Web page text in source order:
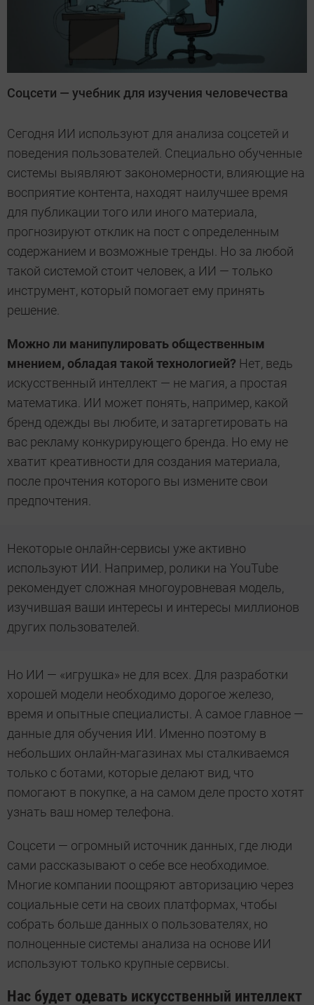
Соцсети — учебник для изучения человечества
Сегодня ИИ используют для анализа соцсетей и
поведения пользователей. Специально обученные
системы выявляют закономерности, влияющие на
восприятие контента, находят наилучшее время
для публикации того или иного материала,
прогнозируют отклик на пост с определенным
содержанием и возможные тренды. Но за любой
такой системой стоит человек, а ИИ — только
инструмент, который помогает ему принять
решение.
Можно ли манипулировать общественным
мнением, обладая такой технологией? Нет, ведь
искусственный интеллект — не магия, а простая
математика. ИИ может понять, например, какой
бренд одежды вы любите, и затаргетировать на
вас рекламу конкурирующего бренда. Но ему не
хватит креативности для создания материала,
после прочтения которого вы измените свои
предпочтения.
Некоторые онлайн-сервисы уже активно
используют ИИ. Например, ролики на YouTube
рекомендует сложная многоуровневая модель,
изучившая ваши интересы и интересы миллионов
других пользователей.
Но ИИ — «игрушка» не для всех. Для разработки
хорошей модели необходимо дорогое железо,
время и опытные специалисты. А самое главное —
данные для обучения ИИ. Именно поэтому в
небольших онлайн-магазинах мы сталкиваемся
только с ботами, которые делают вид, что
помогают в покупке, а на самом деле просто хотят
узнать ваш номер телефона.
Соцсети — огромный источник данных, где люди
сами рассказывают о себе все необходимое.
Многие компании поощряют авторизацию через
социальные сети на своих платформах, чтобы
собрать больше данных о пользователях, но
полноценные системы анализа на основе ИИ
используют только крупные сервисы.
Нас будет одевать искусственный интеллект